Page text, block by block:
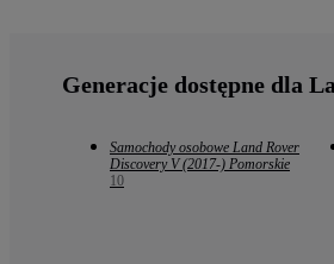
Generacje dostępne dla
Samochody osobowe Land Rover
Discovery V (2017-) Pomorskie
10